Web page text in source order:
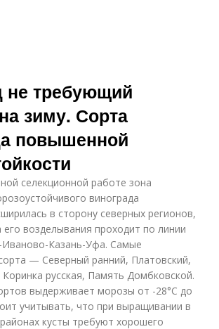
не требующий
зиму. Сорта
повышенной
селекционной работе зона
винограда
в сторону северных регионов,
его возделывания проходит по линии
Иваново-Казань-Уфа. Самые
— Северный ранний, Платовский,
Коринка русская, Память Домбковской.
выдерживает морозы от -28°С до
учитывать, что при выращивании в
кусты требуют хорошего